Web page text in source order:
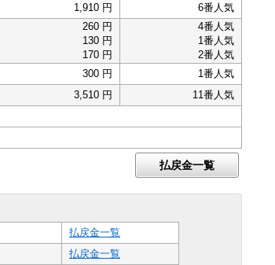
1,910 円 6番人気
260 円
130 円
170 円
4番人気
1番人気
2番人気
300 円
1番人気
3,510 円
11番人気
払戻金一覧
払戻金一覧
払戻金一覧